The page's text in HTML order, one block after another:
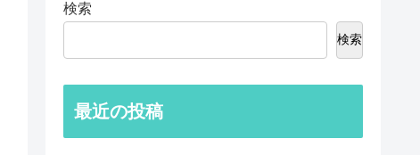
検索
検索
最近の投稿